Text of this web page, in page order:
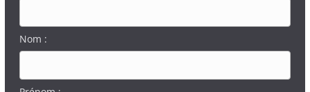
Nom :